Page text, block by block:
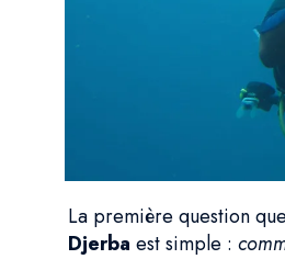
La première question
Djerba est simple :